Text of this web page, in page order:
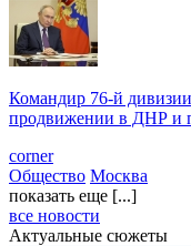
Командир 76-й
продвижении в ДНР и
corner
Общество Москва
показать еще [...]
все новости
Актуальные сюжеты